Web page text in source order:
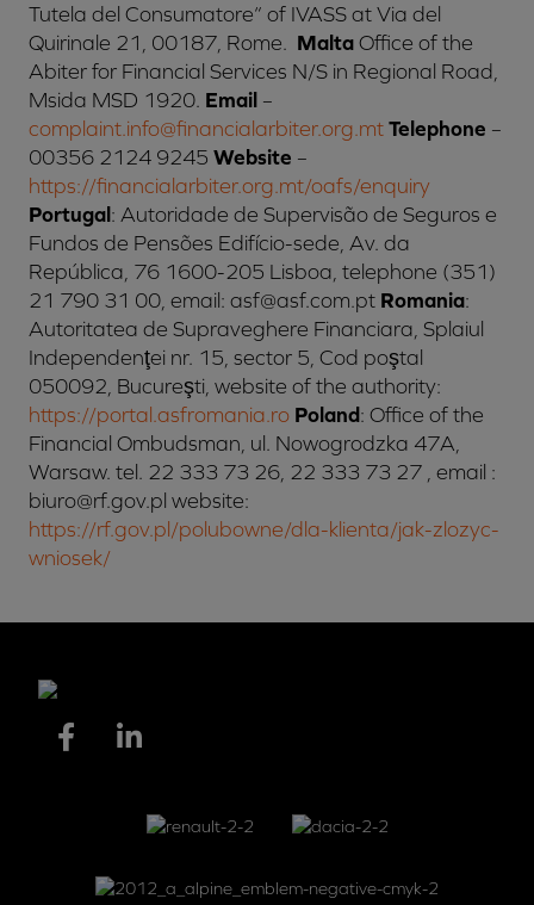
Tutela del Consumatore“ of IVASS at Via del
Quirinale 21, 00187, Rome. Malta Office of the
Abiter for Financial Services N/S in Regional Road,
Msida MSD 1920. Email –
complaint.info@financialarbiter.org.mt Telephone –
00356 2124 9245 Website –
https://financialarbiter.org.mt/oafs/enquiry
Portugal : Autoridade de Supervisão de Seguros e
Fundos de Pensões Edifício-sede, Av. da
República, 76 1600-205 Lisboa, telephone (351)
21 790 31 00, email: asf@asf.com.pt Romania:
Autoritatea de Supraveghere Financiara, Splaiul
Independenţei nr. 15, sector 5, Cod poştal
050092, Bucureşti, website of the authority:
https://portal.asfromania.ro Poland: Office of the
Financial Ombudsman, ul. Nowogrodzka 47A,
Warsaw. tel. 22 333 73 26, 22 333 73 27 , email :
biuro@rf.gov.pl website:
https://rf.gov.pl/polubowne/dla-klienta/jak-zlozyc-
wniosek/